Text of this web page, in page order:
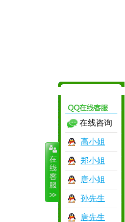
在线咨询
高小姐
郑小姐
唐小姐
孙先生
唐先生